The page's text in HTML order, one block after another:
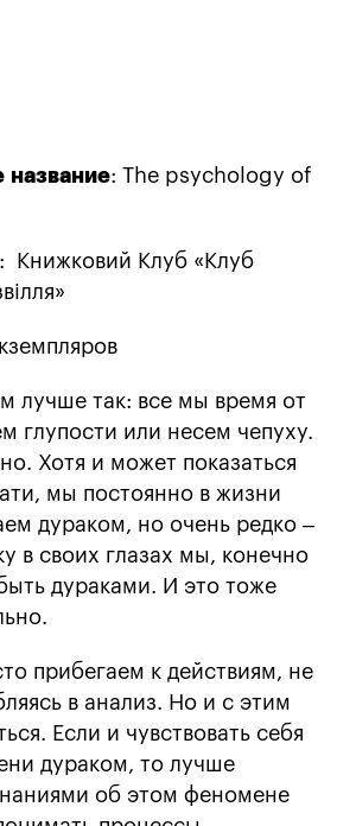
название: The psychology of
: Книжковий Клуб «Клуб
лучше так: все мы время от
глупости или несем чепуху.
Хотя и может показаться
мы постоянно в жизни
дураком, но очень редко –
в своих глазах мы, конечно
дураками. И это тоже
прибегаем к действиям, не
в анализ. Но и с этим
Если и чувствовать себя
дураком, то лучше
об этом феномене